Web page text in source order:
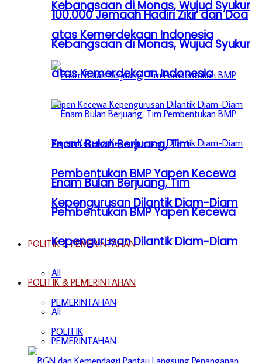
Kebangsaan di Monas, Wujud Syukur
atas Kemerdekaan Indonesia
Enam Bulan Berjuang, Tim
Pembentukan BMP Yapen Kecewa
Kepengurusan Dilantik Diam-Diam
POLITIK & PEMERINTAHAN
All
PEMERINTAHAN
POLITIK
100.000 Jemaah Hadiri Zikir dan Doa
Kebangsaan di Monas, Wujud Syukur
atas Kemerdekaan Indonesia
Enam Bulan Berjuang, Tim
Pembentukan BMP Yapen Kecewa
Kepengurusan Dilantik Diam-Diam
POLITIK & PEMERINTAHAN
All
PEMERINTAHAN